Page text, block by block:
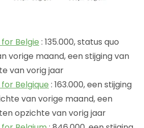
Belgie : 135.000, status quo
vorige maand, een stijging van
van vorig jaar
Belgique : 163.000, een stijging
van vorige maand, een
opzichte van vorig jaar